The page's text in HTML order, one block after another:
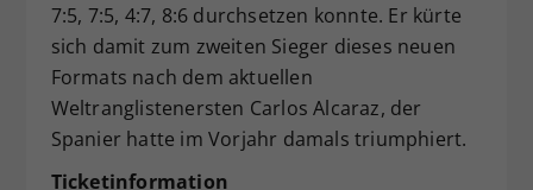
7:5, 7:5, 4:7, 8:6 durchsetzen konnte. Er kürte
sich damit zum zweiten Sieger dieses neuen
Formats nach dem aktuellen
Weltranglistenersten Carlos Alcaraz, der
Spanier hatte im Vorjahr damals triumphiert.
Ticketinformation